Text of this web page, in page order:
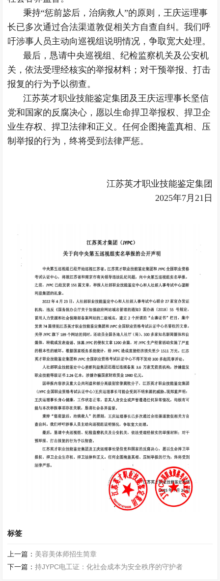
秉持“惩前毖后，治病救人”的原则，王庆运理事
长已多次通过合法渠道敦促相关方自查自纠。我们呼
吁涉事人员主动向巡视组说明情况，争取宽大处理。
最后，恳请中央巡视组 、纪检监察机关及公安机
关，依法受理经核实的举报材料；对干预举报、打击
报复的行为予以彻查。
江苏英才职业技能鉴定集团及王庆运理事长坚信
党和国家的反腐决心，愿以生命捍卫举报权、捍卫企
业生存权、捍卫法律和正义。任何企图掩盖真相、压
制举报的行为，终将受到法律严惩。
江苏英才职业技能鉴定集团
2025年7月21日
标签
上一篇： 美容美体师招生简章
下一篇：持JYPC电工证：化社会成本为安全秩序的守护者